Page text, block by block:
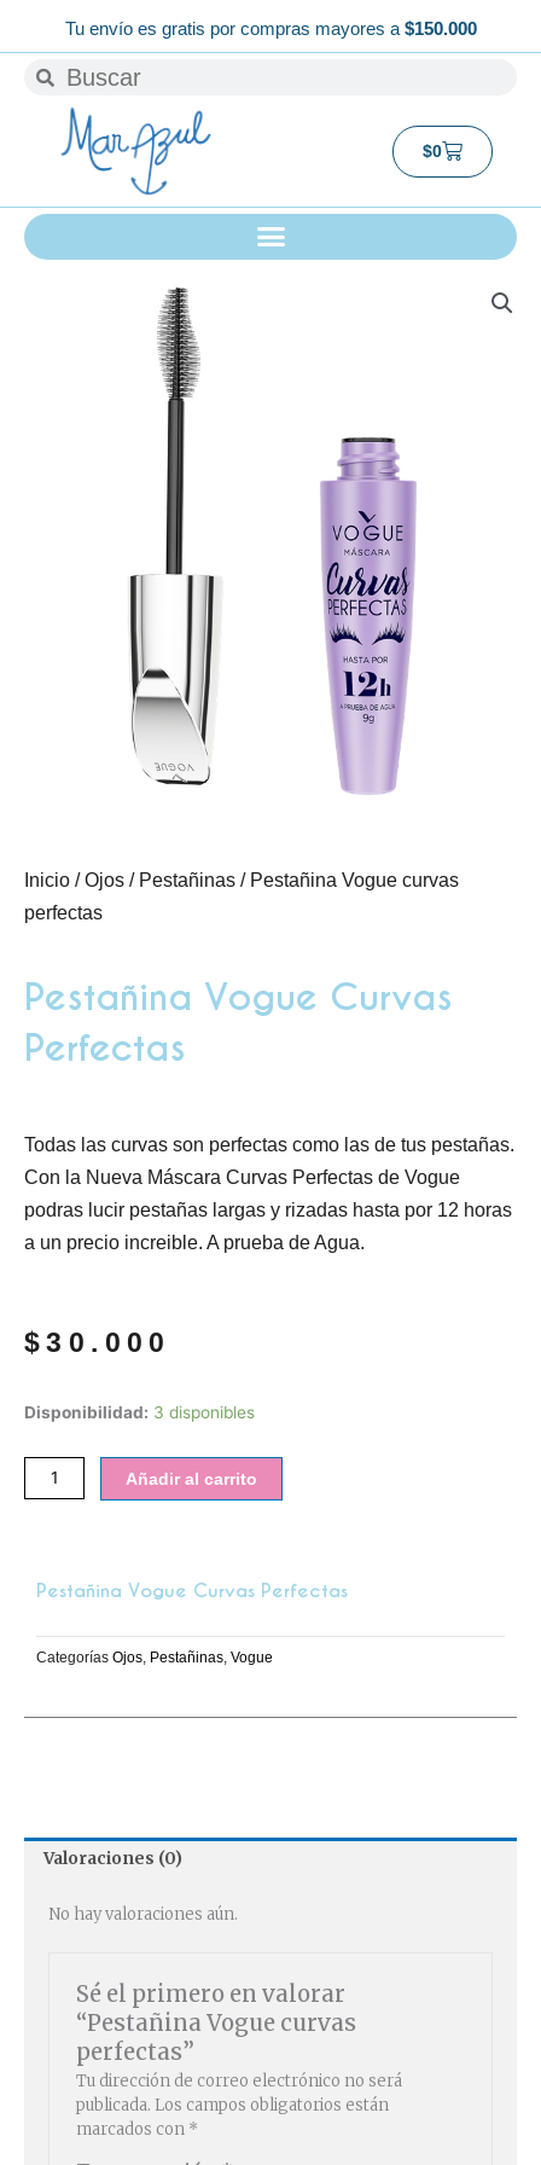
contenido
Tu envío es gratis por compras mayores a $150.000
BuscarBuscar
$0Carrito
Inicio /Ojos / Pestañinas / Pestañina Vogue curvas
perfectas
Pestañina Vogue Curvas
Perfectas
Todas las curvas son perfectas como las de tus pestañas.
Con la Nueva Máscara Curvas Perfectas de Vogue
podras lucir pestañas largas y rizadas hasta por 12 horas
a un precio increible. A prueba de Agua.
$30.000
Disponibilidad: 3 disponibles
Pestañina
curvas
perfectas
Añadir al carrito
Pestañina Vogue Curvas Perfectas
Categorías Ojos Pestañinas Vogue
Valoraciones (0)
No hay valoraciones aún.
Sé el primero en valorar
“Pestañina Vogue curvas
perfectas”
Tu dirección de correo electrónico no será
publicada. Los campos obligatorios están
marcados con *